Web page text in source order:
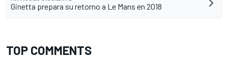
Ginetta prepara su retorno a Le Mans en 2018
TOP COMMENTS